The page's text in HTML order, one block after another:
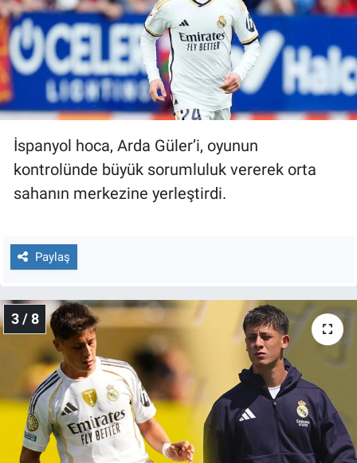
İspanyol hoca, Arda Güler’i, oyunun
kontrolünde büyük sorumluluk vererek orta
sahanın merkezine yerleştirdi.
Paylaş
3 / 8
Sağlık
Spor
Teknoloji
Türkiye'nin Geleceği
Türkiye'nin Gündemi
Canlı Yayın